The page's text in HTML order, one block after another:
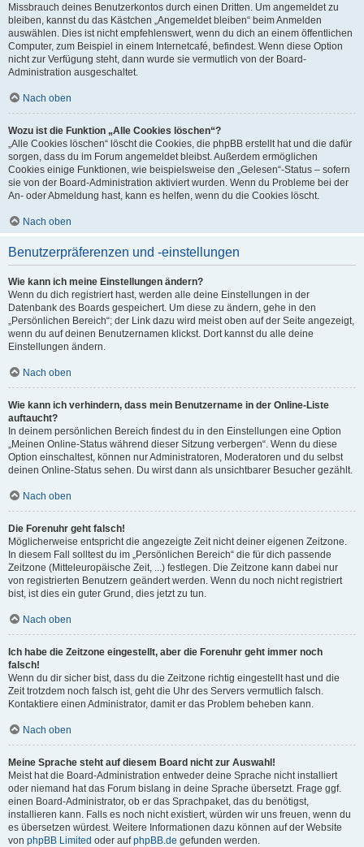
Missbrauch deines Benutzerkontos durch einen Dritten. Um angemeldet zu
bleiben, kannst du das Kästchen „Angemeldet bleiben“ beim Anmelden
auswählen. Dies ist nicht empfehlenswert, wenn du dich an einem öffentlichen
Computer, zum Beispiel in einem Internetcafé, befindest. Wenn diese Option
nicht zur Verfügung steht, dann wurde sie vermutlich von der Board-
Administration ausgeschaltet.
Nach oben
Wozu ist die Funktion „Alle Cookies löschen“?
„Alle Cookies löschen“ löscht die Cookies, die phpBB erstellt hat und die dafür
sorgen, dass du im Forum angemeldet bleibst. Außerdem ermöglichen
Cookies einige Funktionen, wie beispielsweise den „Gelesen“-Status – sofern
sie von der Board-Administration aktiviert wurden. Wenn du Probleme bei der
An- oder Abmeldung hast, kann es helfen, wenn du die Cookies löscht.
Nach oben
Benutzerpräferenzen und -einstellungen
Wie kann ich meine Einstellungen ändern?
Wenn du dich registriert hast, werden alle deine Einstellungen in der
Datenbank des Boards gespeichert. Um diese zu ändern, gehe in den
„Persönlichen Bereich“; der Link dazu wird meist oben auf der Seite angezeigt,
wenn du auf deinen Benutzernamen klickst. Dort kannst du alle deine
Einstellungen ändern.
Nach oben
Wie kann ich verhindern, dass mein Benutzername in der Online-Liste
auftaucht?
In deinem persönlichen Bereich findest du in den Einstellungen eine Option
„Meinen Online-Status während dieser Sitzung verbergen“. Wenn du diese
Option einschaltest, können nur Administratoren, Moderatoren und du selbst
deinen Online-Status sehen. Du wirst dann als unsichtbarer Besucher gezählt.
Nach oben
Die Forenuhr geht falsch!
Möglicherweise entspricht die angezeigte Zeit nicht deiner eigenen Zeitzone.
In diesem Fall solltest du im „Persönlichen Bereich“ die für dich passende
Zeitzone (Mitteleuropäische Zeit, ...) festlegen. Die Zeitzone kann dabei nur
von registrierten Benutzern geändert werden. Wenn du noch nicht registriert
bist, ist dies ein guter Grund, dies jetzt zu tun.
Nach oben
Ich habe die Zeitzone eingestellt, aber die Forenuhr geht immer noch
falsch!
Wenn du dir sicher bist, dass du die Zeitzone richtig eingestellt hast und die
Zeit trotzdem noch falsch ist, geht die Uhr des Servers vermutlich falsch.
Kontaktiere einen Administrator, damit er das Problem beheben kann.
Nach oben
Meine Sprache steht auf diesem Board nicht zur Auswahl!
Meist hat die Board-Administration entweder deine Sprache nicht installiert
oder niemand hat das Forum bislang in deine Sprache übersetzt. Frage ggf.
einen Board-Administrator, ob er das Sprachpaket, das du benötigst,
installieren kann. Falls es noch nicht existiert, würden wir uns freuen, wenn du
es übersetzen würdest. Weitere Informationen dazu können auf der Website
von phpBB Limited oder aufphpBB.de gefunden werden.